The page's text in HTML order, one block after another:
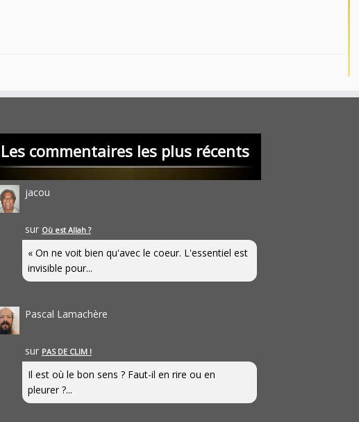
Les commentaires les plus récents
jacou
sur Où est Allah ?
« On ne voit bien qu'avec le coeur. L'essentiel est
invisible pour...
Pascal Lamachère
sur PAS DE CLIM !
Il est où le bon sens ? Faut-il en rire ou en
pleurer ?...